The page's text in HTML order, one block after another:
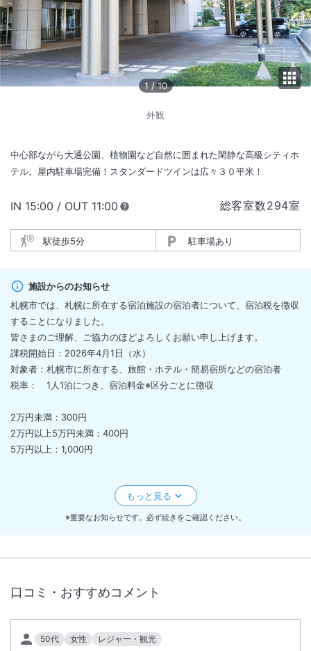
1 /10
外観
中心部ながら大通公園、植物園など自然に囲まれた閑静な高級シティホ
テル。屋内駐車場完備！スタンダードツインは広々３０平米！
総客室数294室
IN チェックイン
15:00 / OUT チェックアウト
11:00
駅徒歩5分 駐車場あり
施設からのお知らせ
札幌市では、札幌に所在する宿泊施設の宿泊者について、宿泊税を徴収
することになりました。
皆さまのご理解、ご協力のほどよろしくお願い申し上げます。
課税開始日：2026年4月1日（水）
対象者：札幌市に所在する、旅館・ホテル・簡易宿所などの宿泊者
税率： 1人1泊につき、宿泊料金※区分ごとに徴収
2万円未満：300円
2万円以上5万円未満：400円
5万円以上：1,000円
泊まり料金」となります。
※重要：宿泊代金とは別に「宿泊税」を現地にて頂戴いたします。オン
※重要なお知らせです。必ず続きをご確認ください。
口コミ・おすすめコメント
50代 女性
レジャー・観光